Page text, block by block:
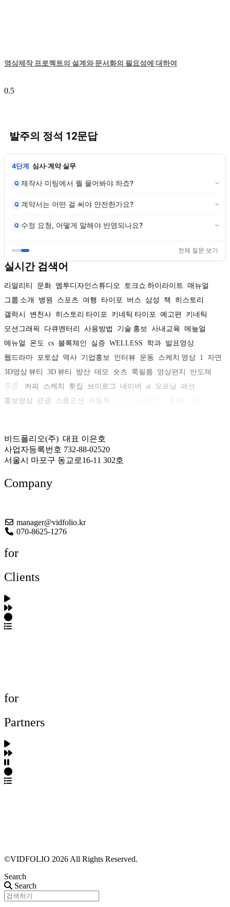
영상제작 프로젝트의 설계와 문서화의 필요성에 대하여
발주의 정석 12문답
4단계 심사·계약 실무
Q 제작사 미팅에서 뭘 물어봐야 하죠?
Q 계약서는 어떤 걸 써야 안전한가요?
Q 수정 요청, 어떻게 말해야 반영되나요?
전체 질문 보기
실시간 검색어
리얼리티 문화 엠투디자인스튜디오 토크쇼 하이라이트
매뉴얼
그룹 소개
병원 스포츠 여행 타이포 버스 삼성 책
히스토리
갤럭시
변천사 히스토리 타이포 키네틱 타이포 예고편
키네틱
모션그래픽
다큐멘터리 사용방법 기술 홍보 사내교육 메늎얼
메뉴얼
온도 cs 블록체인 실증 WELLESS 학과 발표영상
웹드라마
포토샵 역사 기업홍보 인터뷰 운동 스케치 영상 1
자연
3D영상 뷰티
3D 뷰티 방산 데모 숏츠 룩필름 영상편지
반도체
휴롬
커피 스케치 횟집 브이로그 네이버 ai 오프닝
패션
홍보영상 관광 스톱모션 자동차
비드폴리오(주) 대표 이은호
사업자등록번호 732-88-02520
서울시 마포구 동교로16-11 302호
Company
manager@vidfolio.kr
070-8625-1276
for
Clients
for
Partners
©VIDFOLIO 2026 All Rights Reserved.
Search
Search